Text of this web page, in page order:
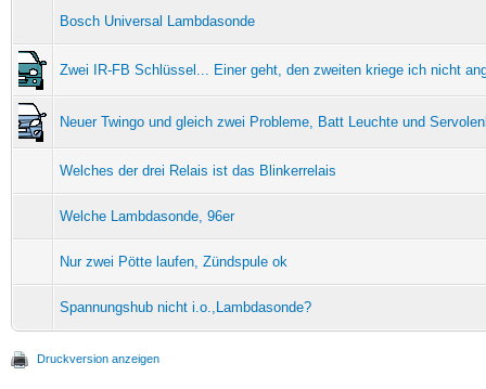
Bosch Universal Lambdasonde
Zwei IR-FB Schlüssel... Einer geht, den zweiten kriege ich nicht
Neuer Twingo und gleich zwei Probleme, Batt Leuchte und
Welches der drei Relais ist das Blinkerrelais
Welche Lambdasonde, 96er
Nur zwei Pötte laufen, Zündspule ok
Spannungshub nicht i.o.,Lambdasonde?
Druckversion anzeigen